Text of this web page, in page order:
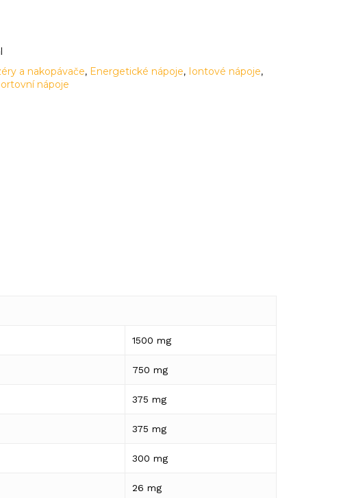
a nakopávače, Energetické nápoje, Iontové nápoje,
nápoje
1500 mg
750 mg
375 mg
375 mg
300 mg
26 mg